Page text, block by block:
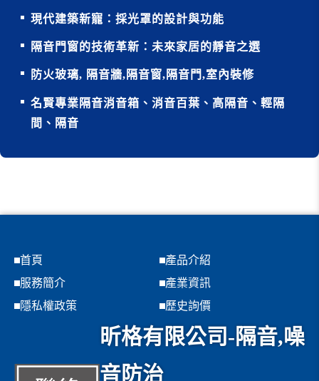
現代建築新寵：採光罩的設計與功能
隔音門窗的技術革新：未來家居的靜音之選
防火玻璃, 隔音牆,隔音窗,隔音門,室內裝修
名賢專業隔音消音箱、消音百葉、高隔音、輕隔
間、隔音
首頁
產品介紹
服務簡介
產業資訊
隱私權政策
歷史詢價
昕格有限公司-隔音,噪
音防治